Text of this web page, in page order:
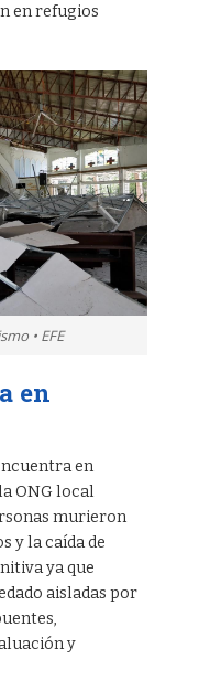
en refugios
• EFE
en
en
ONG local
murieron
y la caída de
ya que
aisladas por
y